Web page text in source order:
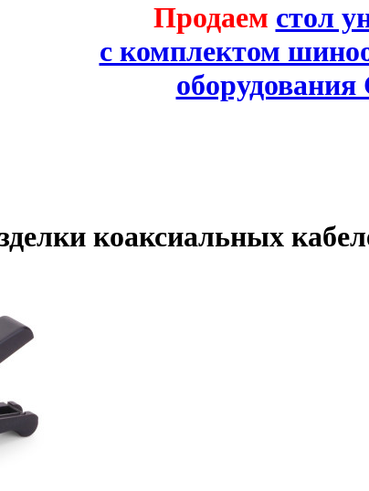
Продаем стол
с комплектом
коаксиальных